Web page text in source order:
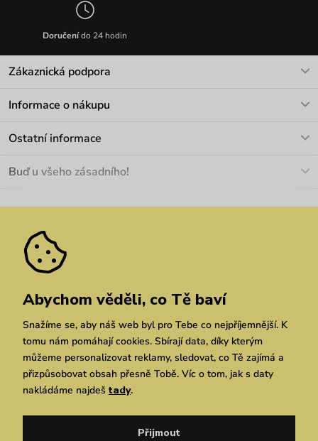
Doručenído 24 hodin
Zákaznická podpora
Informace o nákupu
Materiály a údržba
Pozáruční opravy
Ostatní informace
Velkoobchod
We Care
Dárkové poukazy
Vuchlook
Prodejny
Praha Brno Chrudim
Buď u všeho zásadního!
Zásady ochrany osobních údajů
Simplia.cz
Abychom věděli, co Tě baví
Snažíme se, aby náš web byl pro Tebe co nejpříjemnější. K
tomu nám pomáhají cookies. Sbírají data, díky kterým
můžeme personalizovat reklamy, sledovat, co Tě zajímá a
přizpůsobovat obsah přesně Tobě. Víc o tom, jak s daty
nakládáme najdeš tady.
Přijmout